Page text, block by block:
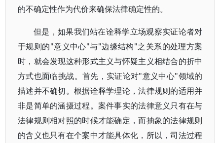
的不确定性作为代价来确保法律确定性的。
但是，如果我们站在诠释学立场观察实证论者对
于规则的"意义中心"与"边缘结构"之关系的处理方案
时，就会发现这种形式主义与怀疑主义相结合的折中
方式也面临挑战。首先，实证论对"意义中心"领域的
描述并不确切。根据诠释学理论，法律规则的适用并
非是简单的涵摄过程。案件事实的法律意义只有在与
法律规则相对照的时候才能确定，而抽象的法律规则
的含义也只有在个案中才能具体化，所以，司法过程